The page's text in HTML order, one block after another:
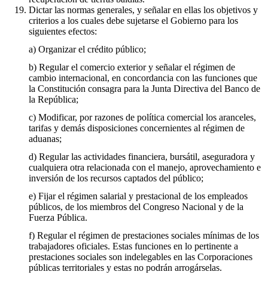
Dictar las normas generales, y señalar en ellas los objetivos y
criterios a los cuales debe sujetarse el Gobierno para los
siguientes efectos:
a) Organizar el crédito público;
b) Regular el comercio exterior y señalar el régimen de
cambio internacional, en concordancia con las funciones que
la Constitución consagra para la Junta Directiva del Banco de
la República;
c) Modificar, por razones de política comercial los aranceles,
tarifas y demás disposiciones concernientes al régimen de
aduanas;
d) Regular las actividades financiera, bursátil, aseguradora y
cualquiera otra relacionada con el manejo, aprovechamiento e
inversión de los recursos captados del público;
e) Fijar el régimen salarial y prestacional de los empleados
públicos, de los miembros del Congreso Nacional y de la
Fuerza Pública.
f) Regular el régimen de prestaciones sociales mínimas de los
trabajadores oficiales. Estas funciones en lo pertinente a
prestaciones sociales son indelegables en las Corporaciones
públicas territoriales y estas no podrán arrogárselas.